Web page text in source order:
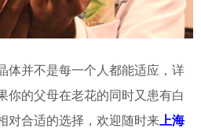
体并不是每一个人都能适应，详
你的父母在老花的同时又患有白
对合适的选择，欢迎随时来上海